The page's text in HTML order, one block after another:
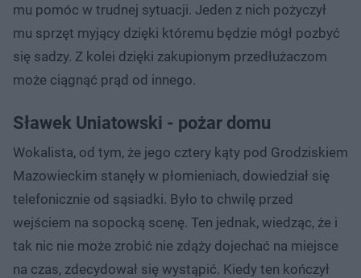
mu pomóc w trudnej sytuacji. Jeden z nich pożyczył
mu sprzęt myjący dzięki któremu będzie mógł pozbyć
się sadzy. Z kolei dzięki zakupionym przedłużaczom
może ciągnąć prąd od innego.
Sławek Uniatowski - pożar domu
Wokalista, od tym, że jego cztery kąty pod Grodziskiem
Mazowieckim stanęły w płomieniach, dowiedział się
telefonicznie od sąsiadki. Było to chwilę przed
wejściem na sopocką scenę. Ten jednak, wiedząc, że i
tak nic nie może zrobić nie zdąży dojechać na miejsce
na czas, zdecydował się wystąpić. Kiedy ten kończył